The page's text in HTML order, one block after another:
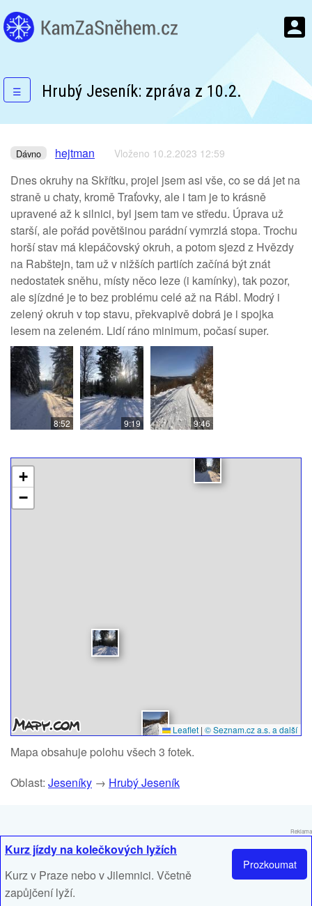
☰ Hrubý Jeseník: zpráva z 10.2.
Dávno hejtman Vloženo 10.2.2023 12:59
Dnes okruhy na Skřítku, projel jsem asi vše, co se dá jet na
straně u chaty, kromě Traťovky, ale i tam je to krásně
upravené až k silnici, byl jsem tam ve středu. Úprava už
starší, ale pořád povětšinou parádní vymrzlá stopa. Trochu
horší stav má klepáčovský okruh, a potom sjezd z Hvězdy
na Rabštejn, tam už v nižších partiích začíná být znát
nedostatek sněhu, místy něco leze (i kamínky), tak pozor,
ale sjízdné je to bez problému celé až na Rábl. Modrý i
zelený okruh v top stavu, překvapivě dobrá je i spojka
lesem na zeleném. Lidí ráno minimum, počasí super.
8:52 9:19 9:46
+
−
Leaflet | © Seznam.cz a.s. a další
Mapa obsahuje polohu všech 3 fotek.
Oblast: Jeseníky → Hrubý Jeseník
Reklama
Prozkoumat
Kurz jízdy na kolečkových lyžích
Kurz v Praze nebo v Jilemnici. Včetně
zapůjčení lyží.